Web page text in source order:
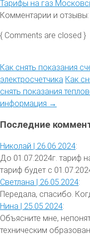
Тарифы на газ
Комментарии и отзывы:
{ Comments are closed }
Как снять показания
электросчетчика Как
снять показания
информация →
Последние
Николай | 26.06.2024:
До 01.07.2024г. тариф
тариф будет с
Светлана | 26.05.2024:
Передала, спасибо.
Нина | 25.05.2024:
Объясните мне,
техническим